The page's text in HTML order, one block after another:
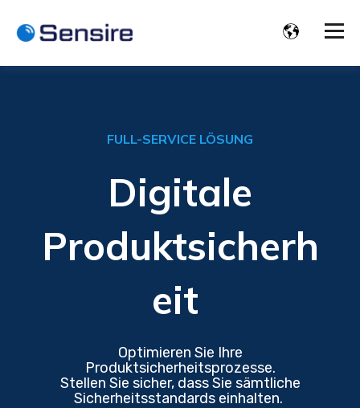
FULL-SERVICE LÖSUNG
Digitale
Produktsicherh
eit
Optimieren Sie Ihre
Produktsicherheitsprozesse.
Stellen Sie sicher, dass Sie sämtliche
Sicherheitsstandards einhalten.